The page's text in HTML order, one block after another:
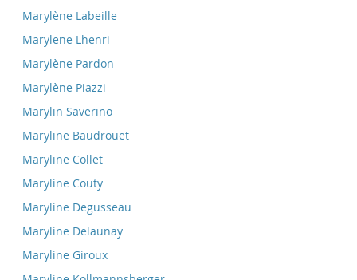
Marylène Labeille
Marylene Lhenri
Marylène Pardon
Marylène Piazzi
Marylin Saverino
Maryline Baudrouet
Maryline Collet
Maryline Couty
Maryline Degusseau
Maryline Delaunay
Maryline Giroux